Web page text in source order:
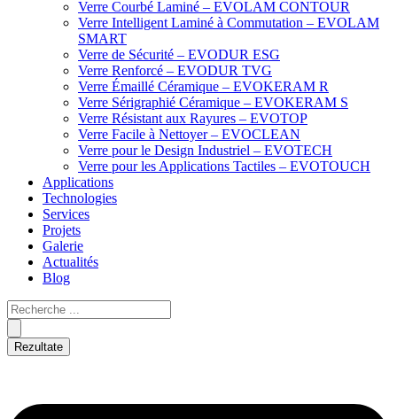
Verre Courbé Laminé – EVOLAM CONTOUR
Verre Intelligent Laminé à Commutation – EVOLAM
SMART
Verre de Sécurité – EVODUR ESG
Verre Renforcé – EVODUR TVG
Verre Émaillé Céramique – EVOKERAM R
Verre Sérigraphié Céramique – EVOKERAM S
Verre Résistant aux Rayures – EVOTOP
Verre Facile à Nettoyer – EVOCLEAN
Verre pour le Design Industriel – EVOTECH
Verre pour les Applications Tactiles – EVOTOUCH
Applications
Technologies
Services
Projets
Galerie
Actualités
Blog
Rezultate